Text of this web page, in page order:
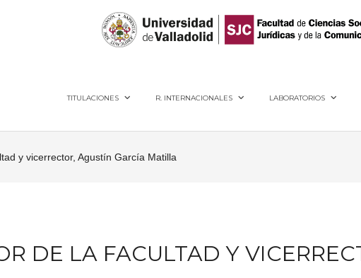
TITULACIONES R. INTERNACIONALES LABORATORIOS
y vicerrector, Agustín García Matilla
DE LA FACULTAD Y